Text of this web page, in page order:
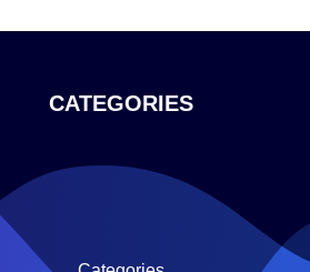
CATEGORIES